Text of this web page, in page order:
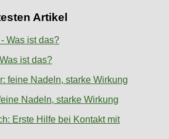
Artikel
ist das?
Nadeln, starke Wirkung